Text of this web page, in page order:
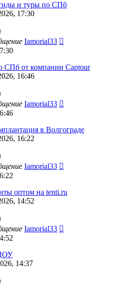
и туры по СПб
17:30
Iamorial33
СПб от компании Captour
16:46
Iamorial33
в Волгограде
16:22
Iamorial33
оптом на tenti.ru
14:52
Iamorial33
14:37